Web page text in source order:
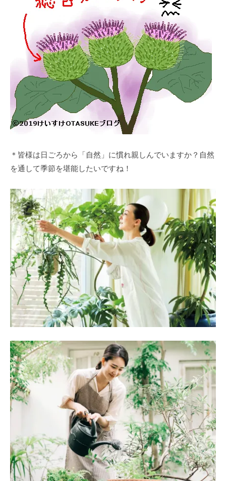
＊皆様は日ごろから「自然」に慣れ親しんでいますか？自然
を通して季節を堪能したいですね！